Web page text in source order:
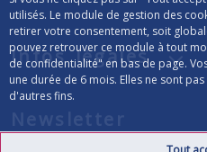
utilisés. Le module de gestion des
retirer votre consentement, soit
pouvez retrouver ce module à tout
de confidentialité" en bas de page.
une durée de 6 mois. Elles ne sont
d'autres fins.
Infos légales